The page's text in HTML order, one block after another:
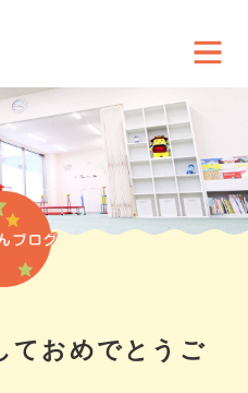
ておめでとうご